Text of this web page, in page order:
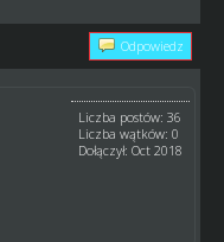
Odpowiedz
Liczba postów: 36
Liczba wątków: 0
Dołączył: Oct 2018